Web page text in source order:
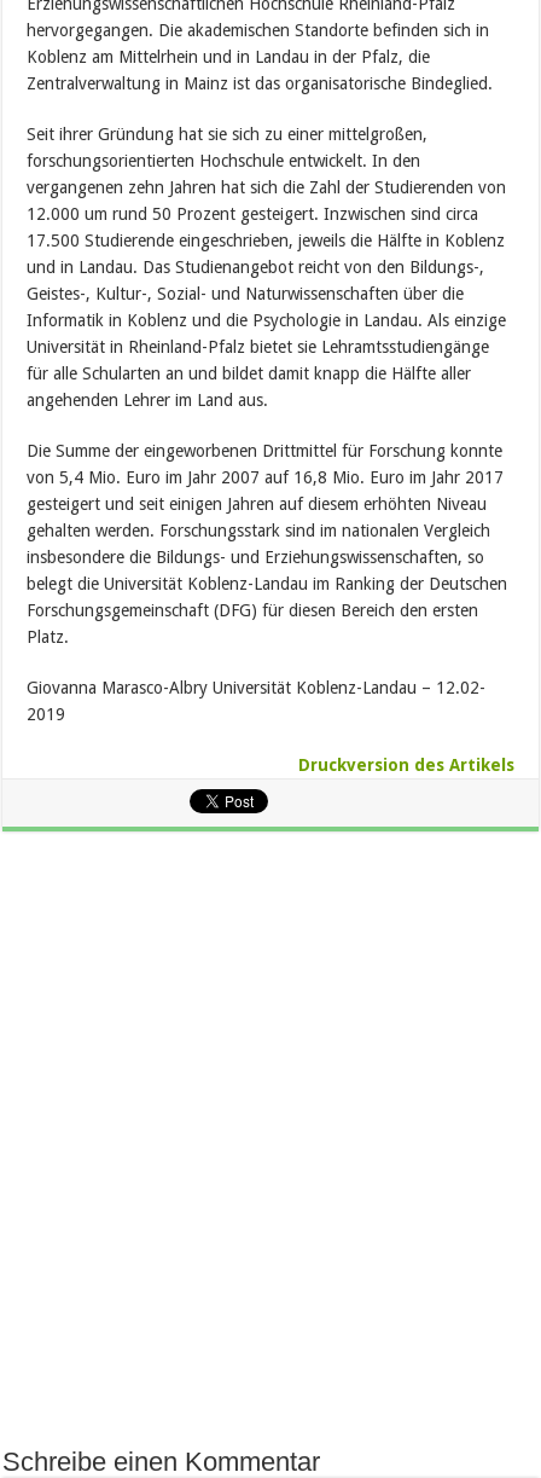
hervorgegangen. Die akademischen Standorte befinden sich in
Koblenz am Mittelrhein und in Landau in der Pfalz, die
Zentralverwaltung in Mainz ist das organisatorische Bindeglied.
Seit ihrer Gründung hat sie sich zu einer mittelgroßen,
forschungsorientierten Hochschule entwickelt. In den
vergangenen zehn Jahren hat sich die Zahl der Studierenden von
12.000 um rund 50 Prozent gesteigert. Inzwischen sind circa
17.500 Studierende eingeschrieben, jeweils die Hälfte in Koblenz
und in Landau. Das Studienangebot reicht von den Bildungs-,
Geistes-, Kultur-, Sozial- und Naturwissenschaften über die
Informatik in Koblenz und die Psychologie in Landau. Als einzige
Universität in Rheinland-Pfalz bietet sie Lehramtsstudiengänge
für alle Schularten an und bildet damit knapp die Hälfte aller
angehenden Lehrer im Land aus.
Die Summe der eingeworbenen Drittmittel für Forschung konnte
von 5,4 Mio. Euro im Jahr 2007 auf 16,8 Mio. Euro im Jahr 2017
gesteigert und seit einigen Jahren auf diesem erhöhten Niveau
gehalten werden. Forschungsstark sind im nationalen Vergleich
insbesondere die Bildungs- und Erziehungswissenschaften, so
belegt die Universität Koblenz-Landau im Ranking der Deutschen
Forschungsgemeinschaft (DFG) für diesen Bereich den ersten
Platz.
Giovanna Marasco-Albry Universität Koblenz-Landau – 12.02-
2019
Druckversion des Artikels
Schreibe einen Kommentar